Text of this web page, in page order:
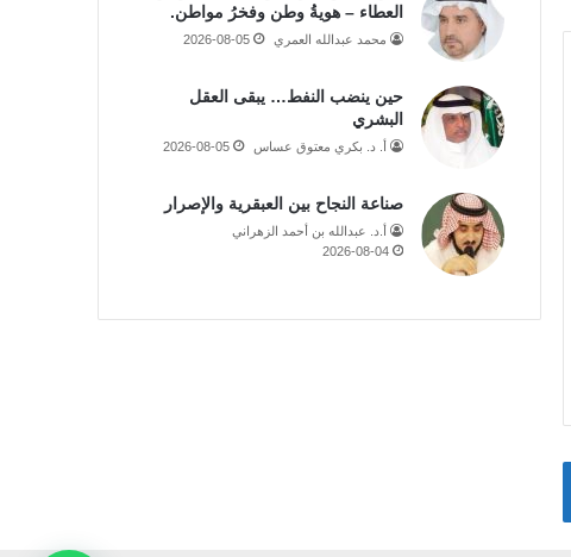
العطاء – هويةُ وطن وفخرُ مواطن.
محمد عبدالله العمري 2026-08-05
حين ينضب النفط… يبقى العقل
البشري
أ. د. بكري معتوق عساس 2026-08-05
صناعة النجاح بين العبقرية والإصرار
أ.د. عبدالله بن أحمد الزهراني
2026-08-04